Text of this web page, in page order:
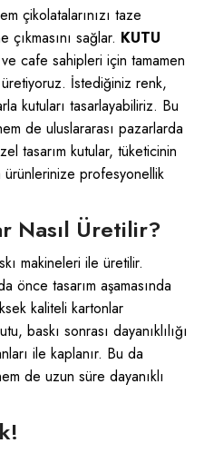
çikolatalarınızı taze
çıkmasını sağlar. KUTU
cafe sahipleri için tamamen
İstediğiniz renk,
kutuları tasarlayabiliriz. Bu
de uluslararası pazarlarda
tasarım kutular, tüketicinin
ürünlerinize profesyonellik
Nasıl Üretilir?
makineleri ile üretilir.
önce tasarım aşamasında
kaliteli kartonlar
baskı sonrası dayanıklılığı
ile kaplanır. Bu da
de uzun süre dayanıklı